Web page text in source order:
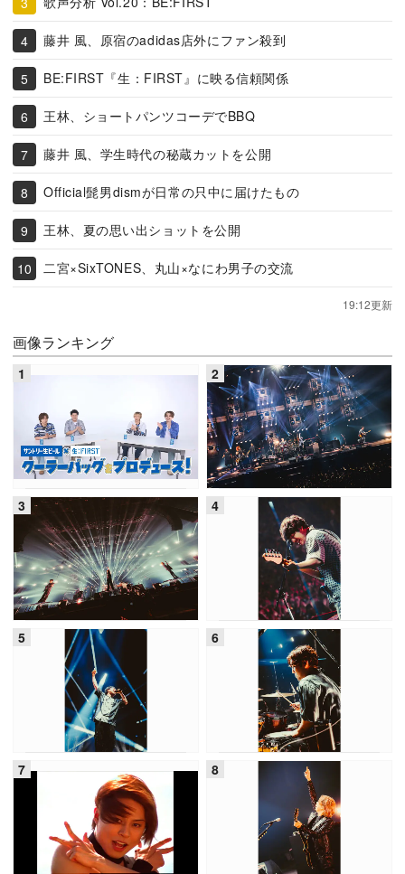
藤井 風、原宿のadidas店外にファン殺到
BE:FIRST『生：FIRST』に映る信頼関係
王林、ショートパンツコーデでBBQ
藤井 風、学生時代の秘蔵カットを公開
Official髭男dismが日常の只中に届けたもの
王林、夏の思い出ショットを公開
二宮×SixTONES、丸山×なにわ男子の交流
19:12更新
画像ランキング